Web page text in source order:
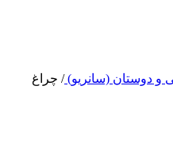
و دوستان (سانریو)/ چراغ